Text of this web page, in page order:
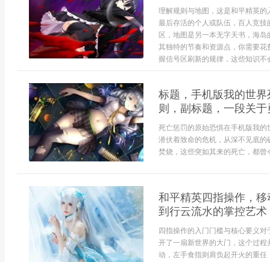
理解规则与地图，这是和平精英
最后存活的个人或队伍，百人竞
区，地图是另一本无字天书，海
其独特的节奏和资源点，你需要
握信号区刷新的规律，这些知识不
标题，手机版我的世
则，副标题，一段关
死亡惩罚的原始恐惧在手机版我
潜伏着致命的危机，从深不见底
焚烧，这些突如其来的死亡，都曾
和平精英四指操作，
到行云流水的掌控艺术
四指操作的入门门槛与核心要义
开了一扇新世界的大门，这个过
动，左手食指则肩负起开火的重